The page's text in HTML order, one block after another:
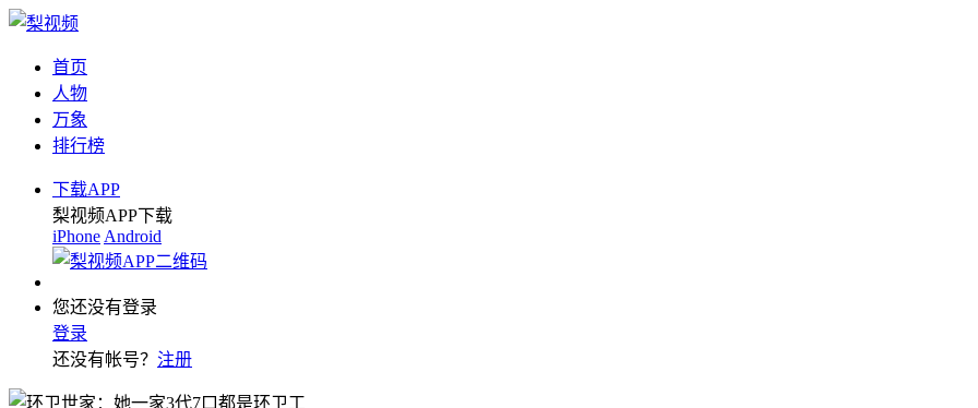
首页
人物
万象
排行榜
下载APP
梨视频APP下载
iPhone Android
您还没有登录
登录
还没有帐号？ 注册